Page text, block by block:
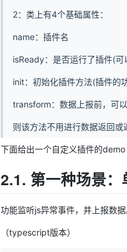
2：类上有4个基础属性：
name：插件名
isReady：是否运行了插件(
init：初始化插件方法(插件的
transform：数据上报前，可
则该方法不用进行数据返回
下面给出一个自定义插件的demo
2.1. 第一种场景
功能监听js异常事件，并上报数据
（typescript版本）